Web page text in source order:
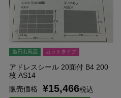
当日出荷品 カットタイプ
アドレスシール 20面付 B4 200
枚 AS14
販売価格
¥15,466税込